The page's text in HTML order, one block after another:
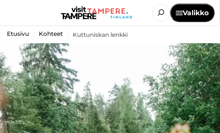
Valikko
Etusivu Kohteet Kuttuniskan lenkki